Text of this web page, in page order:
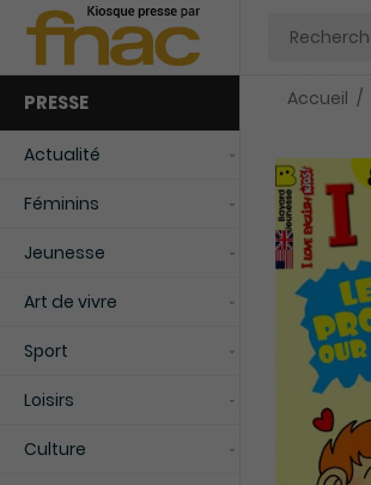
Chercher
PRESSE
Actualité
Féminins
Jeunesse
Art de vivre
Sport
Loisirs
Culture
Accueil